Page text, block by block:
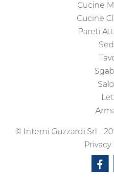
Cucine
Cucine
Pareti
© Interni Guzzardi Srl -
Privacy